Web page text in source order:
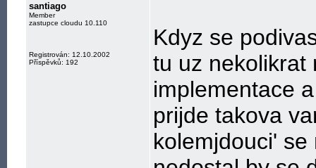
santiago
Member
zastupce cloudu 10.110
Registrován: 12.10.2002
Příspěvků: 192
Kdyz se
tu uz nekolikrat
implementace
prijde takova
kolemjdouci'